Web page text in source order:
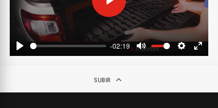
Play
-02:19
Mute Settings
Enter
Play
SUBIR keyboard_arrow_up